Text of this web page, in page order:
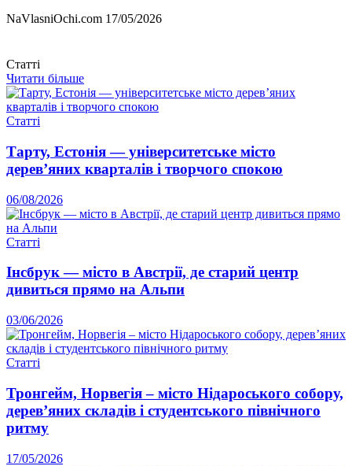
NaVlasniOchi.com 17/05/2026
Статті
Читати більше
Статті
Тарту, Естонія — університетське місто
дерев’яних кварталів і творчого спокою
06/08/2026
Статті
Інсбрук — місто в Австрії, де старий центр
дивиться прямо на Альпи
03/06/2026
Статті
Тронгейм, Норвегія – місто Нідароського собору,
дерев’яних складів і студентського північного
ритму
17/05/2026